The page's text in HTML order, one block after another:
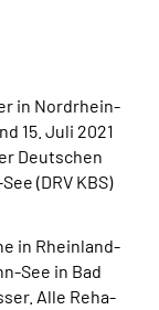
in Nordrhein-
15. Juli 2021
Deutschen
(DRV KBS)
in Rheinland-
See in Bad
Alle Reha-